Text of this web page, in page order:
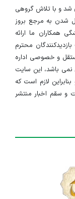
منقضی شده
تاریخ ۱۳۹۱/۱/۱۰ راه اندازی شد و با تلاش گروهی
شدن به مرجع بروز
همکاران ما ارائه
محترم
و خصوصی اداره
نمی باشد، این سایت
لازم است که
و سقم اخبار منتشر